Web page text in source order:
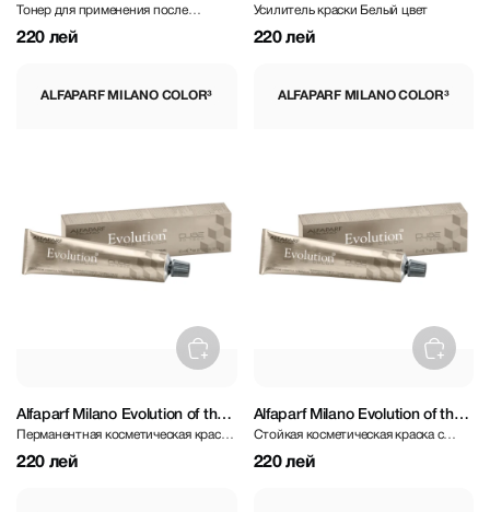
Harmonizer 60 ml
Тонер для применения после
обесцвечивания
220 лей
Color³ Boosters - 0SP Super
Lightening Booster 60 ml
Усилитель краски Белый цвет
220 лей
ALFAPARF MILANO COLOR³
Alfaparf Milano Evolution of the
Color³ Platinum 60 ml
Перманентная косметическая краска
светлого пастельного оттенка
220 лей
ALFAPARF MILANO COLOR³
Alfaparf Milano Evolution of the
Color³ Intense Naturals 60 ml
Стойкая косметическая краска с
натуральным оттенком светло-русый
220 лей